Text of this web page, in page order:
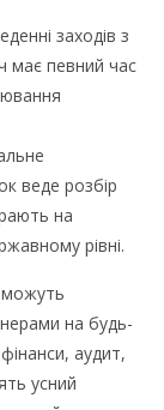
заходів з
має певний час
веде розбір
на
рівні.
можуть
на будь-
аудит,
усний